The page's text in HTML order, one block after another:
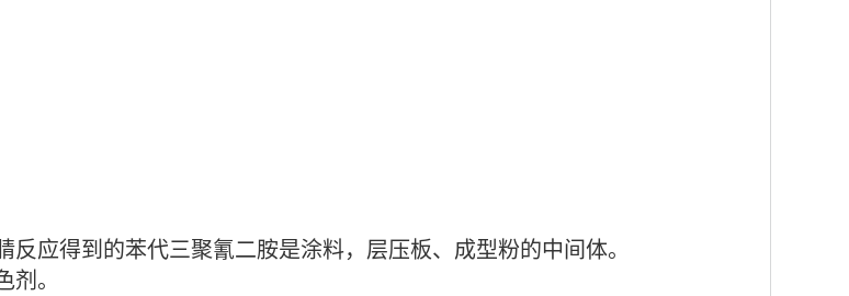
应得到的苯代三聚氰二胺是涂料，层压板、成型粉的中间体。
。